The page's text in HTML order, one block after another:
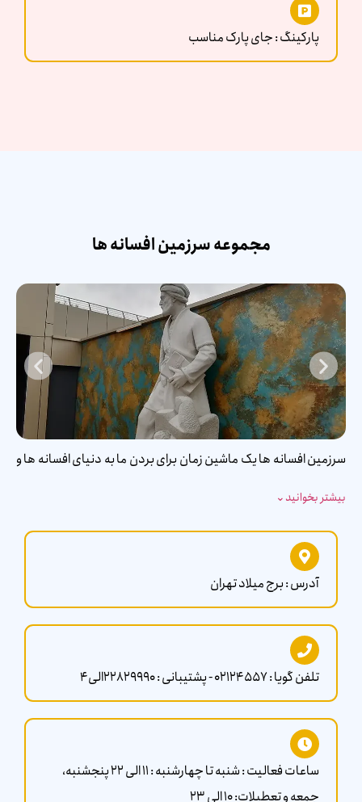
پارکینگ : جای پارک مناسب
مجموعه سرزمین افسانه ها
سرزمین افسانه ها یک ماشین زمان برای بردن ما به دنیای افسانه ها و
از اسطوره ها و افسانه های بسیار زیاد می توان این مرز و بوم را مهد
حافظ پس گذشت سال ها هنوز همتایی ندارند و کسی نتوانسته
همانند آنها باشد. در این میان یکی از معضلاتی که در کشور با آن روبه رو
هستیم عدم انتقال درست این فرهنگ غنی به نسل بعدی هستیم.
سرزمین افسانه ها می تواند گزینه ی مناسبی برای انتقال این فرهنگ به
کودکان ما باشد
بیشتر بخوانید⌄
آدرس : برج میلاد تهران
تلفن گویا : 02124557 - پشتیبانی : 22829990الی4
ساعات فعالیت : شنبه تا چهارشنبه : 11 الی 22 پنجشنبه،
جمعه و تعطیلات: 10 الی 23